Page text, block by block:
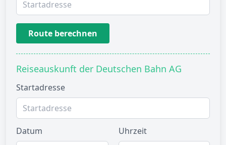
Route berechnen
Reiseauskunft der Deutschen Bahn AG
Startadresse
Datum Uhrzeit